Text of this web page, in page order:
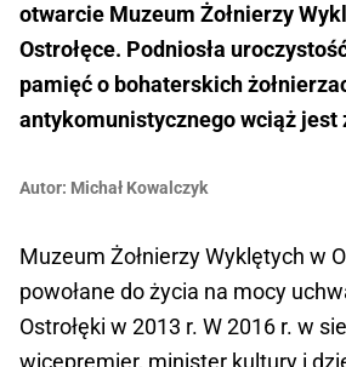
otwarcie Muzeum Żołnierzy
Ostrołęce. Podniosła
pamięć o bohaterskich
antykomunistycznego wciąż jest
Autor: Michał Kowalczyk
Muzeum Żołnierzy Wyklętych w
powołane do życia na mocy
Ostrołęki w 2013 r. W 2016 r. w
wicepremier, minister kultury i